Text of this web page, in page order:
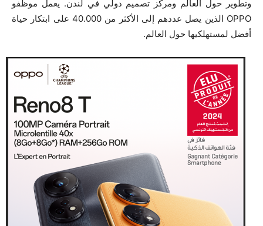
وتطوير حول العالم ومركز تصميم دولي في لندن. يعمل موظفو
OPPO الذين يصل عددهم إلى الأكثر من 40.000 على ابتكار حياة
أفضل لمستهلكيها حول العالم.